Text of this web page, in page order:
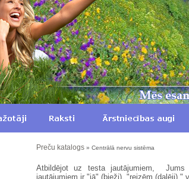
Preču katalogs » Centrālā nervu sistēma
Atbildējot uz testa jautājumiem, Jums
jautājumiem ir "jā" (bieži), "reizēm (daļēji) "